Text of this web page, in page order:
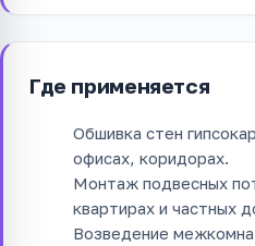
Где применяется
Обшивка стен
офисах, коридорах.
Монтаж подвесных
квартирах и частных
Возведение